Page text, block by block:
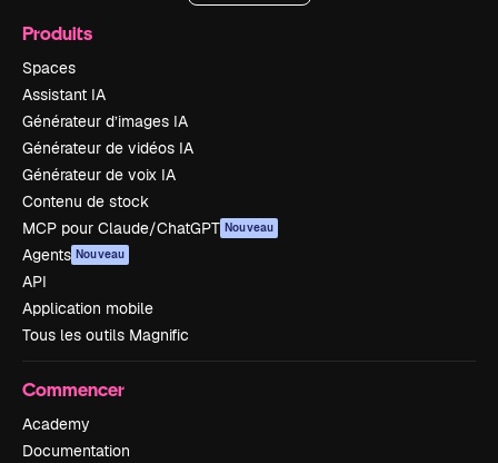
Produits
Spaces
Assistant IA
Générateur d’images IA
Générateur de vidéos IA
Générateur de voix IA
Contenu de stock
MCP pour Claude/ChatGPT Nouveau
Agents Nouveau
API
Application mobile
Tous les outils Magnific
Commencer
Academy
Documentation